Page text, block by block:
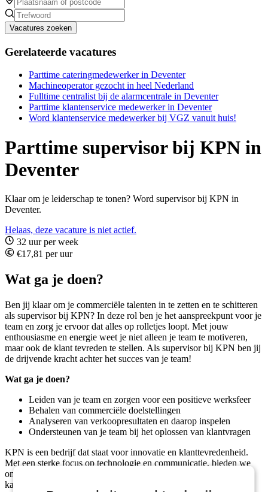
Vacatures zoeken
Gerelateerde vacatures
Parttime cateringmedewerker in Deventer
Machineoperator gezocht in heel Nederland
Fulltime centralist bij de alarmcentrale in Deventer
Parttime klantenservice medewerker in Deventer
Word klantenservice medewerker bij VGZ vanuit huis!
Parttime supervisor bij KPN in
Deventer
Klaar om je leiderschap te tonen? Word supervisor bij KPN in
Deventer.
Helaas, deze vacature is niet actief.
32 uur per week
€17,81 per uur
Wat ga je doen?
Ben jij klaar om je commerciële talenten in te zetten en te schitteren
als supervisor bij KPN? In deze rol ben je het aanspreekpunt voor je
team en zorg je ervoor dat alles op rolletjes loopt. Met jouw
enthousiasme en energie weet je niet alleen je team te motiveren,
maar ook de klant tevreden te stellen. Als supervisor bij KPN ben jij
de drijvende kracht achter het succes van je team!
Wat ga je doen?
Leiden van je team en zorgen voor een positieve werksfeer
Behalen van commerciële doelstellingen
Analyseren van verkoopresultaten en daarop inspelen
Ondersteunen van je team bij het oplossen van klantvragen
KPN is een bedrijf dat staat voor innovatie en klanttevredenheid.
Met een sterke focus op technologie en communicatie, bieden we
onze klanten de beste service en producten. Bij KPN krijg je de
kans om te groeien en jezelf te ontwikkelen in een dynamische